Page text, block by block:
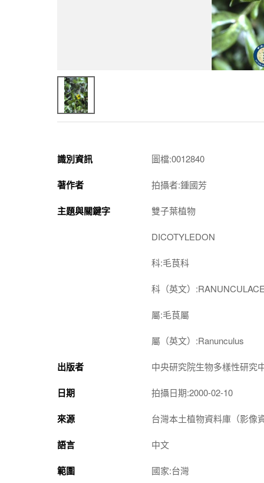
識別資訊 圖檔:0012840
著作者 拍攝者:鍾國芳
主題與關鍵字 雙子葉植物
DICOTYLEDON
科:毛茛科
科（英文）
屬:毛茛屬
屬（英文）:Ranunculus
出版者 中央研究院生物多樣性研究
日期 拍攝日期:2000-02-10
來源 台灣本土植物資料庫（影像
語言 中文
範圍 國家:台灣